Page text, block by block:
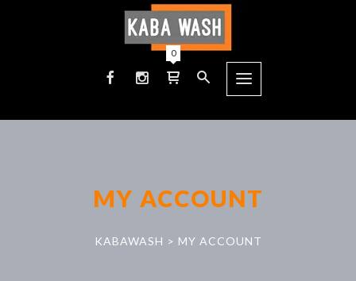
0
MY ACCOUNT
KABAWASH > MY ACCOUNT